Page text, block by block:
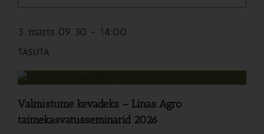
3. märts 09:30 - 14:00
TASUTA
Valmistume kevadeks – Linas Agro
taimekasvatusseminarid 2026